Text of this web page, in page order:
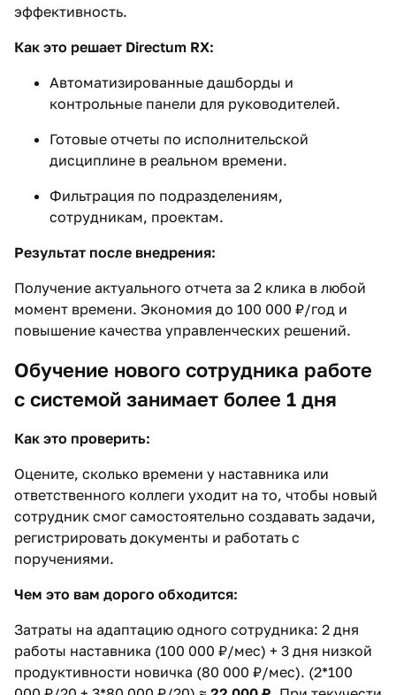
эффективность.
Как это решает Directum RX:
Автоматизированные дашборды и
контрольные панели для руководителей.
Готовые отчеты по исполнительской
дисциплине в реальном времени.
Фильтрация по подразделениям,
сотрудникам, проектам.
Результат после внедрения:
Получение актуального отчета за 2 клика в любой
момент времени. Экономия до 100 000 ₽/год и
повышение качества управленческих решений.
Обучение нового сотрудника работе
с системой занимает более 1 дня
Как это проверить:
Оцените, сколько времени у наставника или
ответственного коллеги уходит на то, чтобы новый
сотрудник смог самостоятельно создавать задачи,
регистрировать документы и работать с
поручениями.
Чем это вам дорого обходится:
Затраты на адаптацию одного сотрудника: 2 дня
работы наставника (100 000 ₽/мес) + 3 дня низкой
продуктивности новичка (80 000 ₽/мес). (2*100